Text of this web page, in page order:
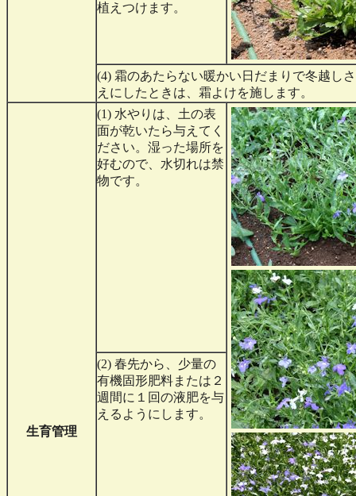
植えつけます。
(4) 霜のあたらない暖かい日だまりで冬越し
えにしたときは、霜よけを施します。
生育管理
(1) 水やりは、土の表
面が乾いたら与えてく
ださい。湿った場所を
好むので、水切れは禁
物です。
(2) 春先から、少量の
有機固形肥料または２
週間に１回の液肥を与
えるようにします。